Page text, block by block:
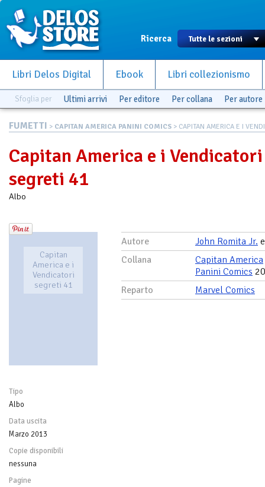
Ricerca
Libri Delos Digital Ebook Libri collezionismo
Sfoglia per Ultimi arrivi Per editore Per collana Per autore
FUMETTI > CAPITAN AMERICA PANINI COMICS > CAPITAN AMERICA E I
Capitan America e i Vendicatori
segreti 41
Albo
Capitan
America e i
Vendicatori
segreti 41
Tipo
Albo
Data uscita
Marzo 2013
Copie disponibili
nessuna
Pagine
Autore John Romita Jr.
Collana
Capitan America
Panini Comics
Reparto
Marvel Comics